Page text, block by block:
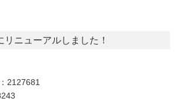
ニューアルしました！
2127681